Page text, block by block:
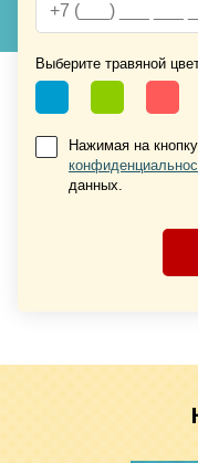
Хочу такую
Выберите травяной
Нажимая на
данных.